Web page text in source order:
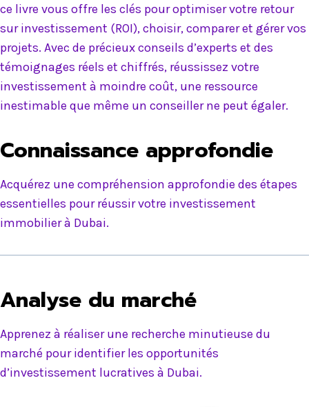
ce livre vous offre les clés pour optimiser votre retour
sur investissement (ROI), choisir, comparer et gérer vos
projets. Avec de précieux conseils d’experts et des
témoignages réels et chiffrés, réussissez votre
investissement à moindre coût, une ressource
inestimable que même un conseiller ne peut égaler.
Connaissance approfondie
Acquérez une compréhension approfondie des étapes
essentielles pour réussir votre investissement
immobilier à Dubai.
Analyse du marché
Apprenez à réaliser une recherche minutieuse du
marché pour identifier les opportunités
d’investissement lucratives à Dubai.